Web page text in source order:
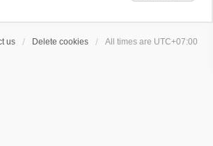
us Delete cookies All times are UTC+07:00